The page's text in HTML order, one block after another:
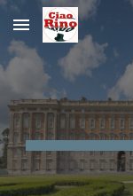
Skip to main content